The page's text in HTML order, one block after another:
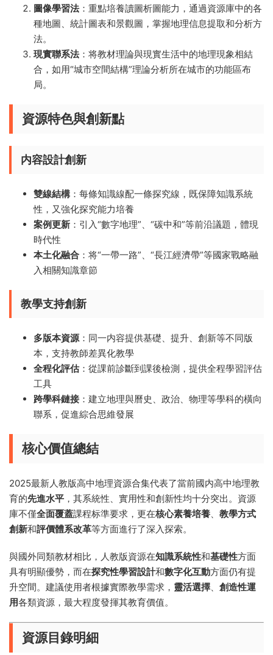
圖像學習法：重點培養讀圖析圖能力，通過資源庫中的各
種地圖、統計圖表和景觀圖，掌握地理信息提取和分析方
法。
現實聯系法：将教材理論與現實生活中的地理現象相結
合，如用“城市空間結構”理論分析所在城市的功能區布
局。
資源特色與創新點
内容設計創新
雙線結構 ：每條知識線配一條探究線，既保障知識系統
性，又強化探究能力培養
案例更新 ：引入“數字地理”、“碳中和”等前沿議題，體現
時代性
本土化融合 ：将“一帶一路”、“長江經濟帶”等國家戰略融
入相關知識章節
教學支持創新
多版本資源：同一内容提供基礎、提升、創新等不同版
本，支持教師差異化教學
全程化評估：從課前診斷到課後檢測，提供全程學習評估
工具
跨學科鏈接 ：建立地理與曆史、政治、物理等學科的橫向
聯系，促進綜合思維發展
核心價值總結
2025最新人教版高中地理資源合集代表了當前國内高中地理教
育的先進水平 ，其系統性、實用性和創新性均十分突出。資源
庫不僅全面覆蓋課程标準要求，更在核心素養培養、 教學方式
創新和評價體系改革等方面進行了深入探索。
與國外同類教材相比，人教版資源在知識系統性和基礎性方面
具有明顯優勢，而在探究性學習設計和數字化互動方面仍有提
升空間。建議使用者根據實際教學需求， 靈活選擇、 創造性運
用各類資源，最大程度發揮其教育價值。
資源目錄明細